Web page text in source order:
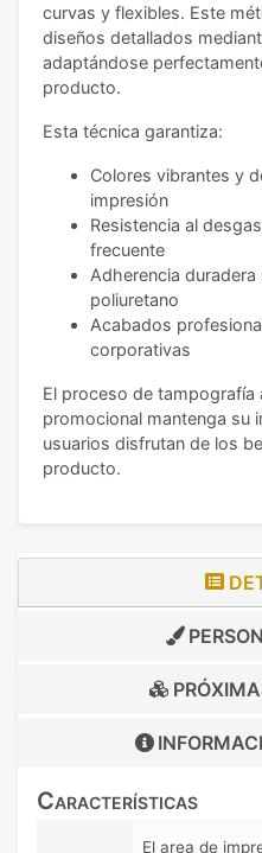
curvas y flexibles. Este
diseños detallados
adaptándose
producto.
Esta técnica garantiza:
Colores vibrantes y
impresión
Resistencia al
frecuente
Adherencia
poliuretano
Acabados
corporativas
El proceso de tampografía
promocional mantenga su
usuarios disfrutan de los
producto.
Características
El area de